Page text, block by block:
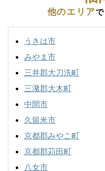
他のエリア
うきは市
みやま市
三井郡大刀洗町
三潴郡大木町
中間市
久留米市
京都郡みやこ町
京都郡苅田町
八女市